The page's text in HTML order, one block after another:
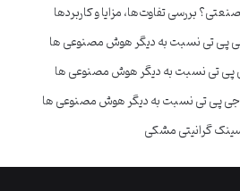
پی تی نسبت به دیگر هوش مصنوعی ها
تی نسبت به دیگر هوش مصنوعی ها
پی تی نسبت به دیگر هوش مصنوعی ها
گرانیتی مشکی